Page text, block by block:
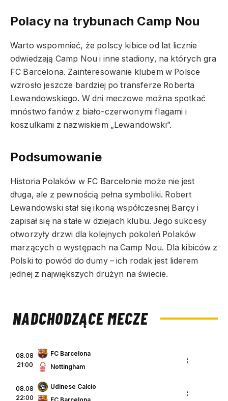
Polacy na trybunach Camp Nou
Warto wspomnieć, że polscy kibice od lat licznie
odwiedzają Camp Nou i inne stadiony, na których gra
FC Barcelona. Zainteresowanie klubem w Polsce
wzrosło jeszcze bardziej po transferze Roberta
Lewandowskiego. W dni meczowe można spotkać
mnóstwo fanów z biało-czerwonymi flagami i
koszulkami z nazwiskiem „Lewandowski”.
Podsumowanie
Historia Polaków w FC Barcelonie może nie jest
długa, ale z pewnością pełna symboliki. Robert
Lewandowski stał się ikoną współczesnej Barçy i
zapisał się na stałe w dziejach klubu. Jego sukcesy
otworzyły drzwi dla kolejnych pokoleń Polaków
marzących o występach na Camp Nou. Dla kibiców z
Polski to powód do dumy – ich rodak jest liderem
jednej z największych drużyn na świecie.
NADCHODZĄCE MECZE
08.08
21:00
FC Barcelona
Nottingham
:
08.08
22:00
Udinese Calcio
: